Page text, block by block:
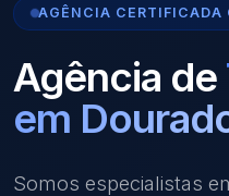
AGÊNCIA CERTIFICADA
Agência de
em
Somos especialistas